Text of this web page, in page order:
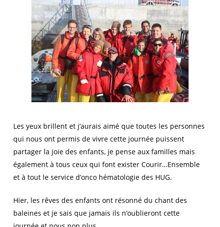
Les yeux brillent et j’aurais aimé que toutes les personnes
qui nous ont permis de vivre cette journée puissent
partager la joie des enfants, je pense aux familles mais
également à tous ceux qui font exister Courir…Ensemble
et à tout le service d’onco hématologie des HUG.
Hier, les rêves des enfants ont résonné du chant des
baleines et je sais que jamais ils n’oublieront cette